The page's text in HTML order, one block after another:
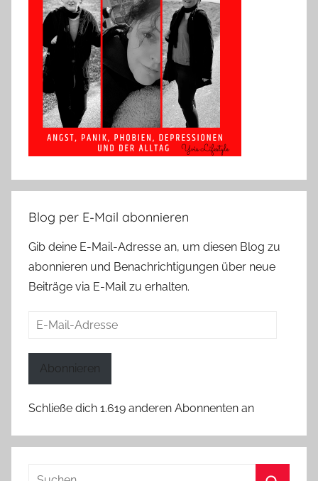
Blog per E-Mail abonnieren
Gib deine E-Mail-Adresse an, um diesen Blog zu
abonnieren und Benachrichtigungen über neue
Beiträge via E-Mail zu erhalten.
E-
Abonnieren
Schließe dich 1.619 anderen Abonnenten an
Suchen